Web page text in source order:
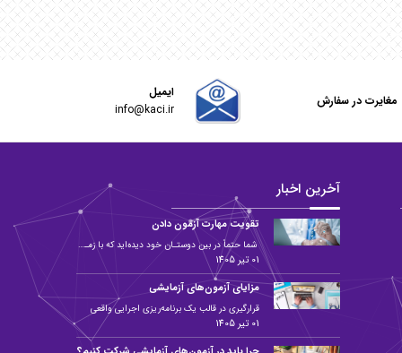
مغایرت در سفارش
ایمیل
info@kaci.ir
آخرین اخبار
تقویت مهارت آزمون دادن
شما حتماً در بین دوستـان خود دیده‌اید که با زمـان مطالعه بالا و تلاش زیاد، در آزمون دستیاری یا پرانترنی نتوانسته&zwnj...
01 تیر 1405
مزایای آزمون‌های آزمایشی
قرارگیری در قالب یک برنامه‌ریزی اجرایی واقعی
01 تیر 1405